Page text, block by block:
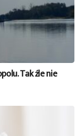
Tak źle nie